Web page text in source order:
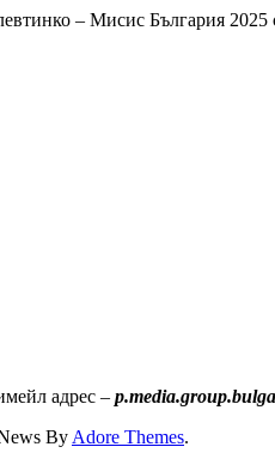
– Мисис България
адрес –
By Adore Themes.